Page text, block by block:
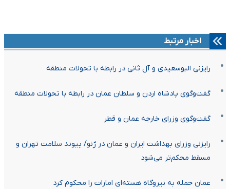
اخبار مرتبط
رایزنی البوسعیدی و آل‌ ثانی در رابطه با تحولات منطقه
گفت‌وگوی پادشاه اردن و سلطان عمان در رابطه با تحولات منطقه
گفت‌وگوی وزرای خارجه عمان و قطر
رایزنی وزرای بهداشت ایران و عمان در ژنو/ پیوند سلامت تهران و
مسقط محکم‌تر می‌شود
عمان حمله به نیروگاه هسته‌ای امارات را محکوم کرد